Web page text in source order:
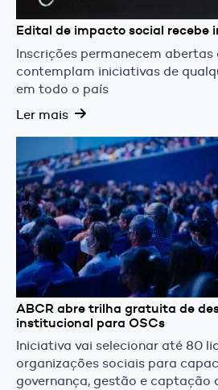
Edital de impacto social recebe
Inscrições permanecem abertas
contemplam iniciativas de
em todo o país
Ler mais
ABCR abre trilha gratuita de
institucional para OSCs
Iniciativa vai selecionar até 80
organizações sociais para
governança, gestão e captação